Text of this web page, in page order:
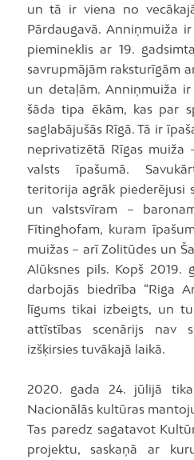
un tā ir viena no
Pārdaugavā. Anniņmuiža
piemineklis ar 19.
savrupmājām raksturīgām
un detaļām. Anniņmuiža
šāda tipa ēkām, kas par
saglabājušās Rīgā. Tā ir
neprivatizētā Rīgas
valsts īpašumā.
teritorija agrāk piederējusi
un valstsvīram –
Fītinghofam, kuram
muižas – arī Zolitūdes un
Alūksnes pils. Kopš 2019.
darbojās biedrība “Riga
līgums tikai izbeigts, un
attīstības scenārijs nav
izšķirsies tuvākajā laikā.
2020. gada 24. jūlijā
Nacionālās kultūras
Tas paredz sagatavot
projektu, saskaņā ar